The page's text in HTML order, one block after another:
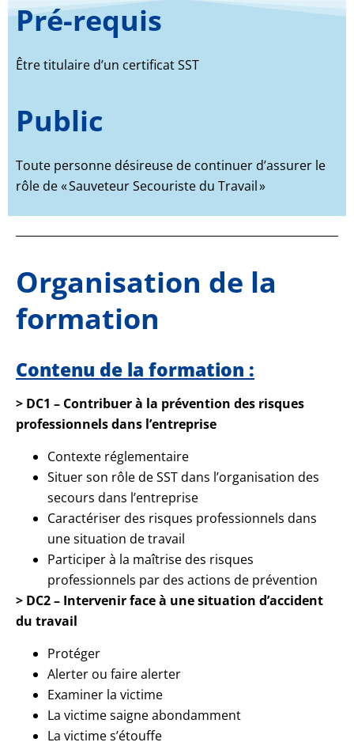
Pré-requis
Être titulaire d’un certificat SST
Public
Toute personne désireuse de continuer d’assurer le
rôle de « Sauveteur Secouriste du Travail »
Organisation de la
formation
Contenu de la formation :
> DC1 – Contribuer à la prévention des risques
professionnels dans l’entreprise
Contexte réglementaire
Situer son rôle de SST dans l’organisation des
secours dans l’entreprise
Caractériser des risques professionnels dans
une situation de travail
Participer à la maîtrise des risques
professionnels par des actions de prévention
> DC2 – Intervenir face à une situation d’accident
du travail
Protéger
Alerter ou faire alerter
Examiner la victime
La victime saigne abondamment
La victime s’étouffe